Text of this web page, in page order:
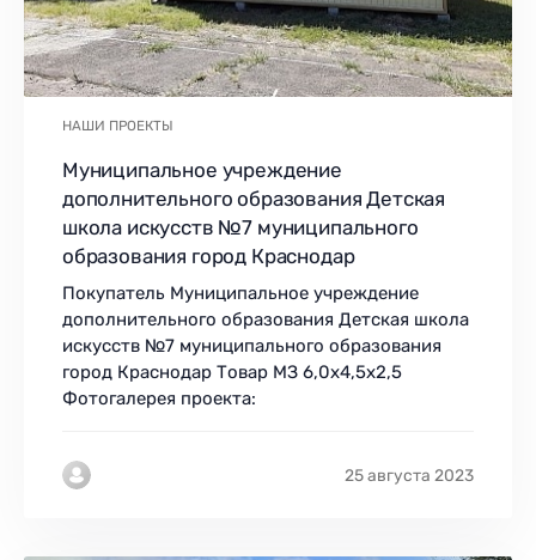
НАШИ ПРОЕКТЫ
Муниципальное учреждение
дополнительного образования Детская
школа искусств №7 муниципального
образования город Краснодар
Покупатель Муниципальное учреждение
дополнительного образования Детская школа
искусств №7 муниципального образования
город Краснодар Товар МЗ 6,0х4,5х2,5
Фотогалерея проекта:
25 августа 2023